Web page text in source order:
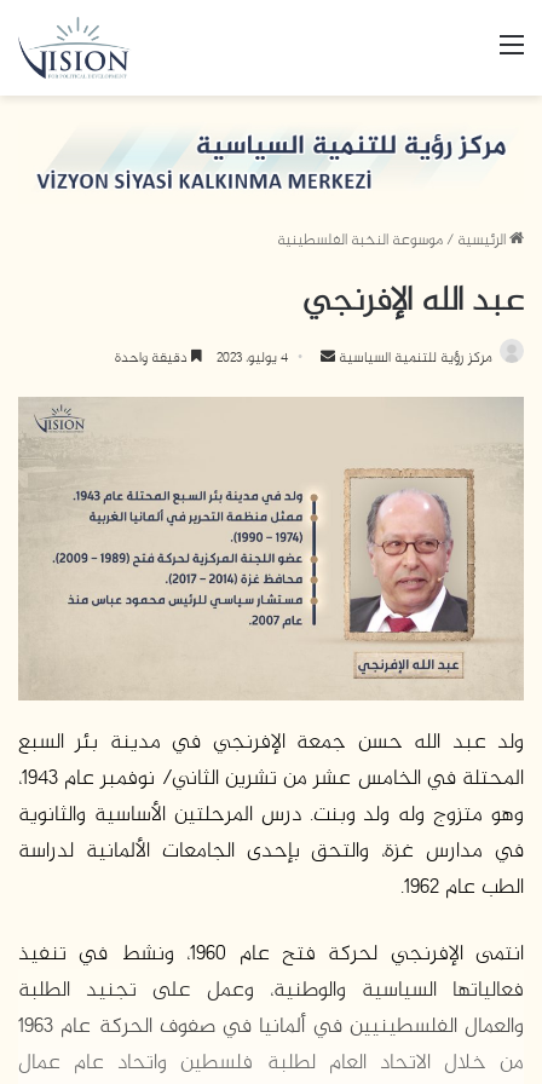
القائمة
الرئيسية/موسوعة النخبة الفلسطينية
عبد الله الإفرنجي
مركز رؤية للتنمية السياسية
أرسل 4 يوليو، 2023 دقيقة واحدة
ولد عبد الله حسن جمعة الإفرنجي في مدينة بئر السبع
المحتلة في الخامس عشر من تشرين الثاني/ نوفمبر عام 1943،
وهو متزوج وله ولد وبنت. درس المرحلتين الأساسية والثانوية
في مدارس غزة، والتحق بإحدى الجامعات الألمانية لدراسة
الطب عام 1962.
انتمى الإفرنجي لحركة فتح عام 1960، ونشط في تنفيذ
فعالياتها السياسية والوطنية، وعمل على تجنيد الطلبة
والعمال الفلسطينيين في ألمانيا في صفوف الحركة عام 1963
من خلال الاتحاد العام لطلبة فلسطين واتحاد عام عمال